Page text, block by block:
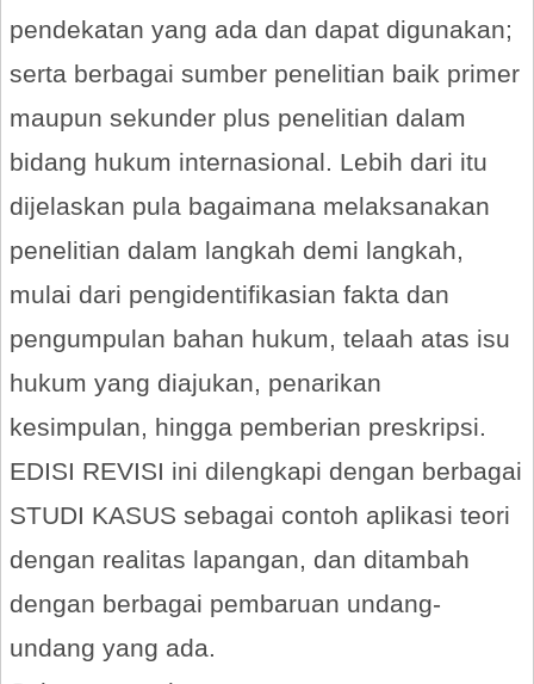
pendekatan yang ada dan dapat digunakan;
serta berbagai sumber penelitian baik primer
maupun sekunder plus penelitian dalam
bidang hukum internasional. Lebih dari itu
dijelaskan pula bagaimana melaksanakan
penelitian dalam langkah demi langkah,
mulai dari pengidentifikasian fakta dan
pengumpulan bahan hukum, telaah atas isu
hukum yang diajukan, penarikan
kesimpulan, hingga pemberian preskripsi.
EDISI REVISI ini dilengkapi dengan berbagai
STUDI KASUS sebagai contoh aplikasi teori
dengan realitas lapangan, dan ditambah
dengan berbagai pembaruan undang-
undang yang ada.